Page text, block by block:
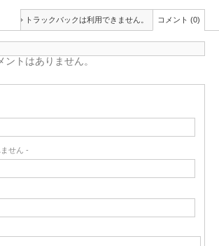
トラックバックは利用できません。 コメント (0)
ントはありません。
せん -